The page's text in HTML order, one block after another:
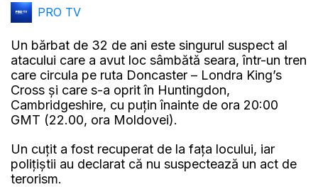
PRO TV
Un bărbat de 32 de ani este singurul suspect al
atacului care a avut loc sâmbătă seara, într-un tren
care circula pe ruta Doncaster – Londra King’s
Cross și care s-a oprit în Huntingdon,
Cambridgeshire, cu puțin înainte de ora 20:00
GMT (22.00, ora Moldovei).
Un cuțit a fost recuperat de la fața locului, iar
polițiștii au declarat că nu suspectează un act de
terorism.